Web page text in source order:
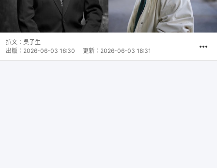
撰文： 吳子生
出版： 2026-06-03 16:30 更新： 2026-06-03 18:31